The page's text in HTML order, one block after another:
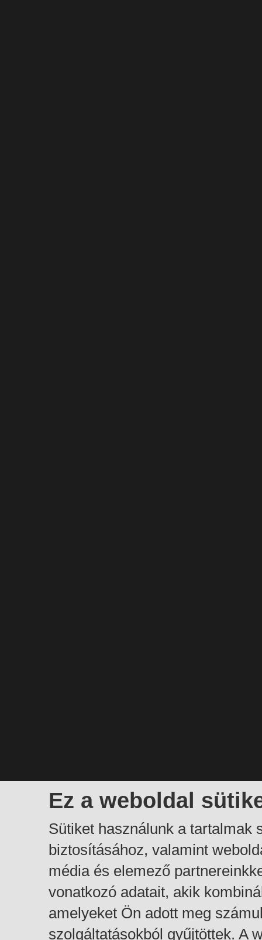
Ez a weboldal
Sütiket használunk a tartalmak
biztosításához, valamint
média és elemező
vonatkozó adatait, akik
amelyeket Ön adott meg
szolgáltatásokból gyűjtöttek. A